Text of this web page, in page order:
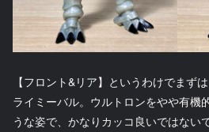
【フロント&リア】というわけでまず
ライミーバル。ウルトロンをやや有機
うな姿で、かなりカッコ良いではない